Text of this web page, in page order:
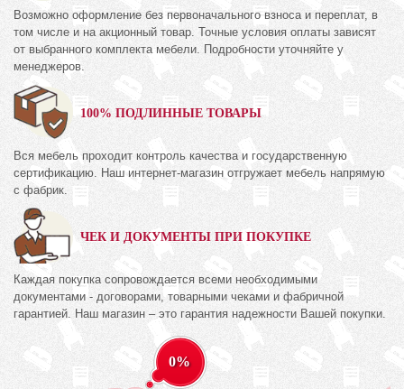
Возможно оформление без первоначального взноса и переплат, в
том числе и на акционный товар. Точные условия оплаты зависят
от выбранного комплекта мебели. Подробности уточняйте у
менеджеров.
100% ПОДЛИННЫЕ ТОВАРЫ
Вся мебель проходит контроль качества и государственную
сертификацию. Наш интернет-магазин отгружает мебель напрямую
с фабрик.
ЧЕК И ДОКУМЕНТЫ ПРИ ПОКУПКЕ
Каждая покупка сопровождается всеми необходимыми
документами - договорами, товарными чеками и фабричной
гарантией. Наш магазин – это гарантия надежности Вашей покупки.
0%